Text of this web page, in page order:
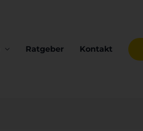
Ratgeber Kontakt